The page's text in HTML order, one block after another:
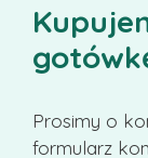
Prosimy o
formularz